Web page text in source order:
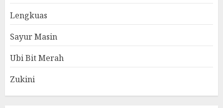
Lengkuas
Sayur Masin
Ubi Bit Merah
Zukini